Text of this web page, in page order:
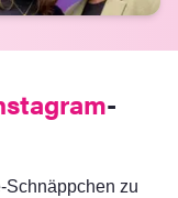
-
Schnäppchen zu